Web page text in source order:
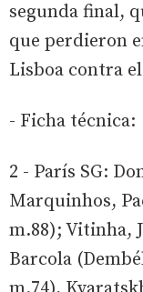
segunda final,
que perdieron
Lisboa contra
- Ficha técnica:
2 - París SG:
Marquinhos,
m.88); Vitinha,
Barcola